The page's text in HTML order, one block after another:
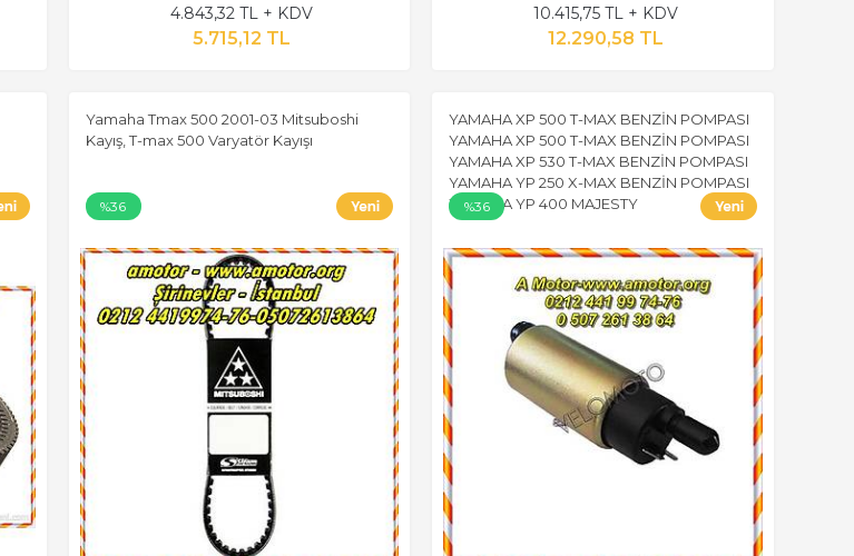
4.843,32 TL + KDV
5.715,12 TL
10.415,75 TL + KDV
12.290,58 TL
Yamaha Tmax 500 2001-03 Mitsuboshi
Kayış, T-max 500 Varyatör Kayışı
%36
YAMAHA XP 500 T-MAX BENZİN POMPASI
YAMAHA XP 500 T-MAX BENZİN POMPASI
YAMAHA XP 530 T-MAX BENZİN POMPASI
YAMAHA YP 250 X-MAX BENZİN POMPASI
YAMAHA YP 400 MAJESTY
%36